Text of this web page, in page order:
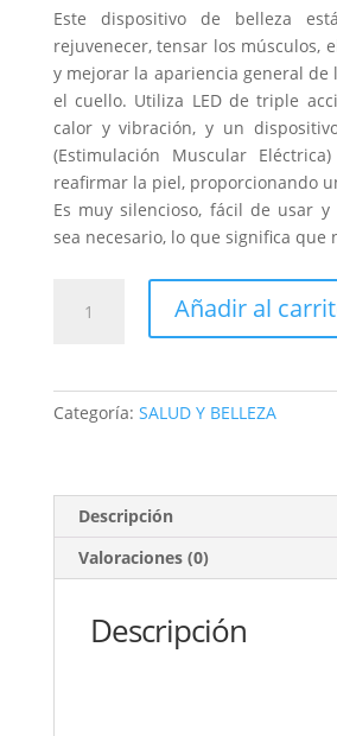
Este dispositivo de belleza
rejuvenecer, tensar los músculos,
y mejorar la apariencia general de
el cuello. Utiliza LED de triple
calor y vibración, y un
(Estimulación Muscular
reafirmar la piel, proporcionando
Es muy silencioso, fácil de usar y
sea necesario, lo que significa que
ESTIRAMIENTO
FACIAL
010
cantidad
Añadir al
Categoría: SALUD Y BELLEZA
Descripción
Valoraciones (0)
Descripción